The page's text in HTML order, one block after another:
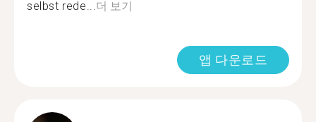
selbst rede...더 보기
앱 다운로드